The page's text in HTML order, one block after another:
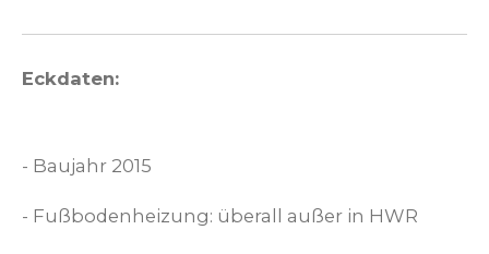
Eckdaten:
- Baujahr 2015
- Fußbodenheizung: überall außer in HWR